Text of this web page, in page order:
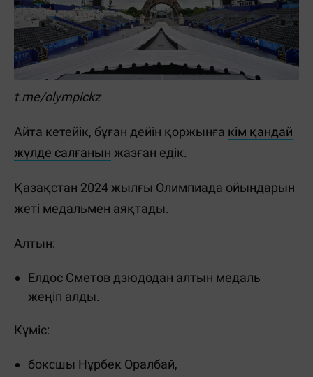
t.me/olympickz
Айта кетейік, бұған дейін қоржынға кім қандай
жүлде салғанын жазған едік.
Қазақстан 2024 жылғы Олимпиада ойындарын
жеті медальмен аяқтады.
Алтын:
Елдос Сметов дзюдодан алтын медаль
жеңіп алды.
Күміс:
боксшы Нұрбек Оралбай,